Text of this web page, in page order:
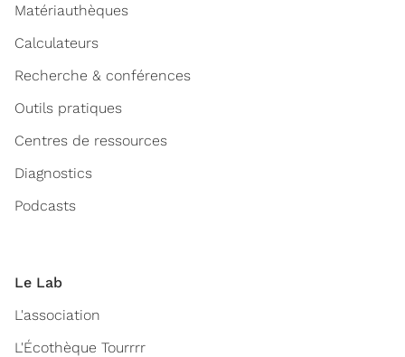
Matériauthèques
Calculateurs
Recherche & conférences
Outils pratiques
Centres de ressources
Diagnostics
Podcasts
Le Lab
L'association
L'Écothèque Tourrrr